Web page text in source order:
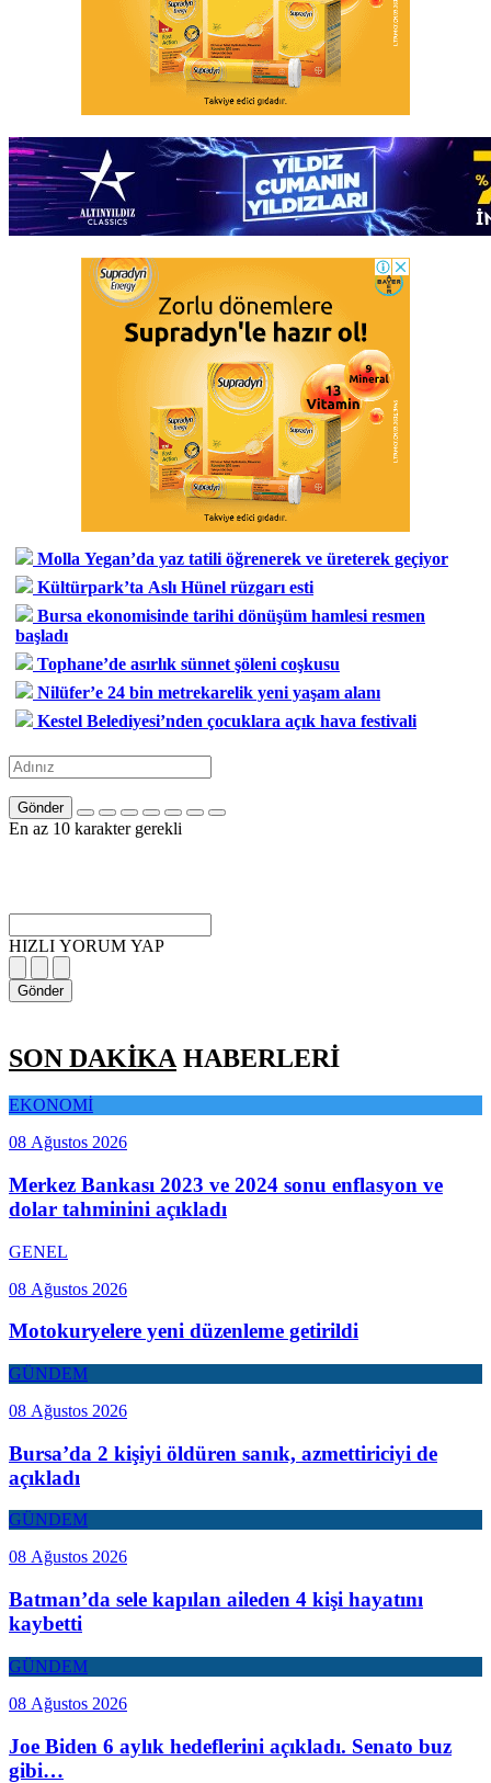
Molla Yegan’da yaz tatili öğrenerek ve üreterek geçiyor
Kültürpark’ta Aslı Hünel rüzgarı esti
Bursa ekonomisinde tarihi dönüşüm hamlesi resmen
başladı
Tophane’de asırlık sünnet şöleni coşkusu
Nilüfer’e 24 bin metrekarelik yeni yaşam alanı
Kestel Belediyesi’nden çocuklara açık hava festivali
Gönder
En az 10 karakter gerekli
HIZLI YORUM YAP
Gönder
SON DAKİKAHABERLERİ
EKONOMİ
08 Ağustos 2026
Merkez Bankası 2023 ve 2024 sonu enflasyon ve
dolar tahminini açıkladı
GENEL
08 Ağustos 2026
Motokuryelere yeni düzenleme getirildi
GÜNDEM
08 Ağustos 2026
Bursa’da 2 kişiyi öldüren sanık, azmettiriciyi de
açıkladı
GÜNDEM
08 Ağustos 2026
Batman’da sele kapılan aileden 4 kişi hayatını
kaybetti
GÜNDEM
08 Ağustos 2026
Joe Biden 6 aylık hedeflerini açıkladı. Senato buz
gibi…